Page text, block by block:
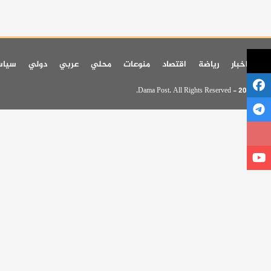
اخر اخبار رياضة اقتصاد منوعات محلي عربي دولي
© 2026 - Dama Post. All Rights Reserved.